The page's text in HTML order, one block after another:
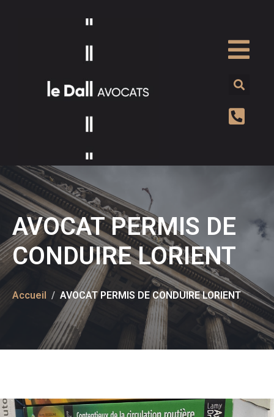
AVOCAT PERMIS DE
CONDUIRE LORIENT
Accueil AVOCAT PERMIS DE CONDUIRE LORIENT